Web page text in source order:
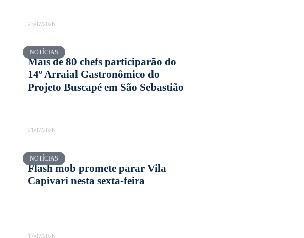
23/07/2026
NOTÍCIAS
Mais de 80 chefs participarão do
14º Arraial Gastronômico do
Projeto Buscapé em São Sebastião
21/07/2026
NOTÍCIAS
Flash mob promete parar Vila
Capivari nesta sexta-feira
17/07/2026